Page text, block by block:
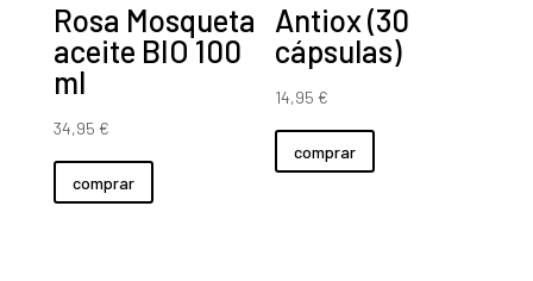
Rosa Mosqueta
aceite BIO 100
ml
34,95 €
comprar
Antiox (30
cápsulas)
14,95 €
comprar